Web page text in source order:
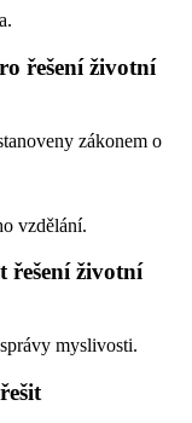
řešení životní
zákonem o
vzdělání.
řešení životní
myslivosti.